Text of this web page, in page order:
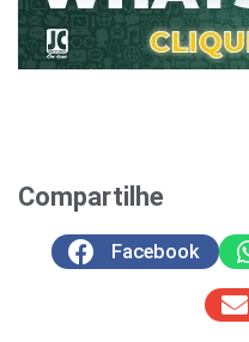
Compartilhe
Facebook